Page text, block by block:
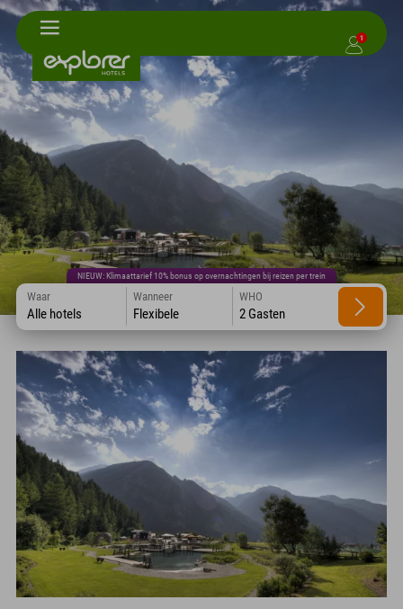
1
NIEUW: Klimaattarief 10% bonus op overnachtingen bij reizen per trein
Waar
Alle hotels
Wanneer
Flexibele
WHO
2 Gasten